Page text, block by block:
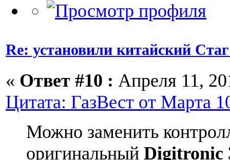
Re: установили китайский
« Ответ #10 : Апреля 11,
Цитата: ГазВест от Марта
Можно заменить
оригинальный Digitronic